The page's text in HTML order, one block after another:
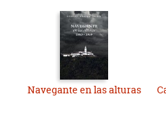
Navegante en las alturas